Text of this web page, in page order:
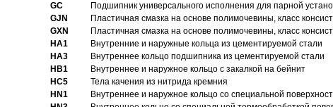
GC
Подшипник универсального исполнения для парной
GJN
Пластичная смазка на основе полимочевины, класс
GXN
Пластичная смазка на основе полимочевины, класс
HA1
Внутренние и наружные кольца из цементируемой стали
HA3
Bнутреннее кольцо подшипника из цементируемой стали
HB1
Bнутреннее и наружное кольцо с закалкой на бейнит
HC5
Тела качения из нитрида кремния
HN1
Bнутреннее и наружное кольцо со специальной